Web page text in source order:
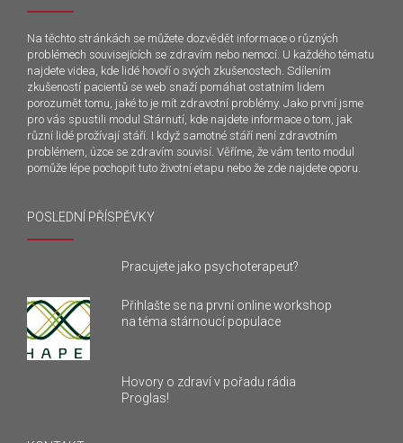
Na těchto stránkách se můžete dozvědět informace o různých
problémech souvisejících se zdravím nebo nemocí. U každého tématu
najdete videa, kde lidé hovoří o svých zkušenostech. Sdílením
zkušeností pacientů se web snaží pomáhat ostatním lidem
porozumět tomu, jaké to je mít zdravotní problémy. Jako první jsme
pro vás spustili modul Stárnutí, kde najdete informace o tom, jak
různí lidé prožívají stáří. I když samotné stáří není zdravotním
problémem, úzce se zdravím souvisí. Věříme, že vám tento modul
pomůže lépe pochopit tuto životní etapu nebo že zde najdete oporu.
POSLEDNÍ PŘÍSPĚVKY
Pracujete jako psychoterapeut?
Přihlašte se na první online workshop
na téma stárnoucí populace
Hovory o zdraví v pořadu rádia
Proglas!